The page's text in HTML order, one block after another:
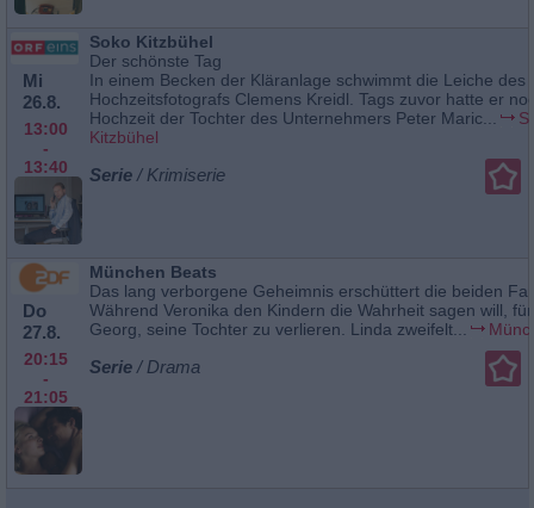
Mi
26.8.
13:00
-
13:40
Soko Kitzbühel
Der schönste Tag
In einem Becken der Kläranlage schwimmt die Leiche des
Hochzeitsfotografs Clemens Kreidl. Tags zuvor hatte er
Hochzeit der Tochter des Unternehmers Peter Maric...
Kitzbühel
Serie / Krimiserie
Do
27.8.
20:15
-
21:05
München Beats
Das lang verborgene Geheimnis erschüttert die beiden
Während Veronika den Kindern die Wahrheit sagen will,
Georg, seine Tochter zu verlieren. Linda zweifelt...
Serie / Drama